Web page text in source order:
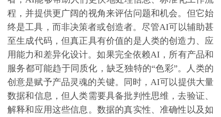
程，并提供更广阔的视角来评估问题和机会。但它始
终是工具，而非决策者或创造者。尽管AI可以辅助甚
至生成代码，但真正具有价值的是人类的创造力、应
用能力和差异化设计。如果完全依赖AI，所有产品和
服务都可能趋于同质化，缺乏独特的“色彩”。人类的
创意是赋予产品灵魂的关键。同时，AI可以提供大量
数据和信息，但人类需要具备批判性思维，去验证、
解释和应用这些信息。数据的真实性、准确性以及如